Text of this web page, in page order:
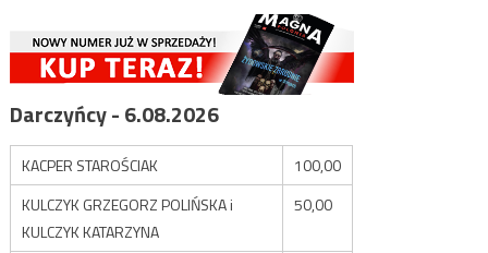
Darczyńcy - 6.08.2026
KACPER STAROŚCIAK
100,00
KULCZYK GRZEGORZ POLIŃSKA i
KULCZYK KATARZYNA
50,00